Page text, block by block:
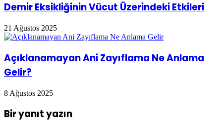
Demir Eksikliğinin Vücut Üzerindeki Etkileri
21 Ağustos 2025
Açıklanamayan Ani Zayıflama Ne Anlama
Gelir?
8 Ağustos 2025
Bir yanıt yazın